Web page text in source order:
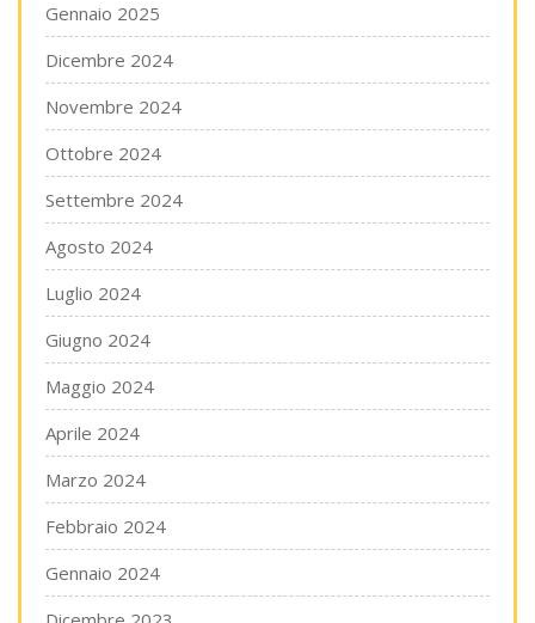
Gennaio 2025
Dicembre 2024
Novembre 2024
Ottobre 2024
Settembre 2024
Agosto 2024
Luglio 2024
Giugno 2024
Maggio 2024
Aprile 2024
Marzo 2024
Febbraio 2024
Gennaio 2024